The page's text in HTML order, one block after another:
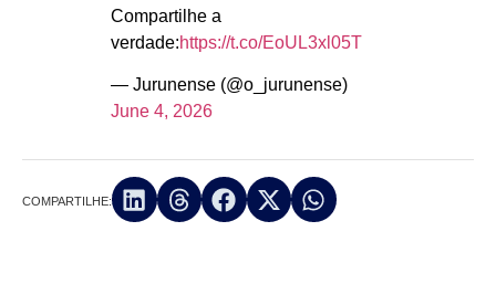
Compartilhe a
verdade:https://t.co/EoUL3xl05T
— Jurunense (@o_jurunense)
June 4, 2026
COMPARTILHE: